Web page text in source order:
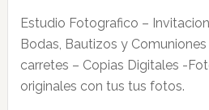
Estudio Fotografico –
Bodas, Bautizos y
carretes – Copias Digitales -
originales con tus tus fotos.